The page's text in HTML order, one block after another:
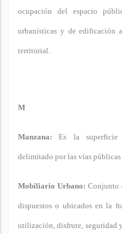
ocupación del espacio
urbanísticas y de edificación
territorial.
M
Manzana: Es la superficie
delimitado por las vías públicas
Mobiliario Urbano: Conjunto
dispuestos o ubicados en la
utilización, disfrute, seguridad